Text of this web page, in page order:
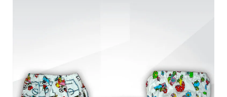
Пн-Пт: с 8.00 до 17.00
(097) 779 44 39